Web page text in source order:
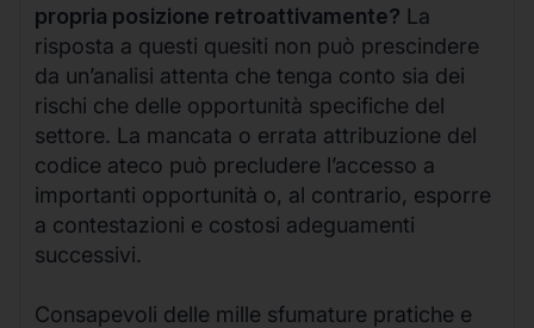
propria posizione retroattivamente? La
risposta a questi quesiti non può prescindere
da un’analisi attenta che tenga conto sia dei
rischi che delle opportunità specifiche del
settore. La mancata o errata attribuzione del
codice ateco può precludere l’accesso a
importanti opportunità o, al contrario, esporre
a contestazioni e costosi adeguamenti
successivi.
Consapevoli delle mille sfumature pratiche e